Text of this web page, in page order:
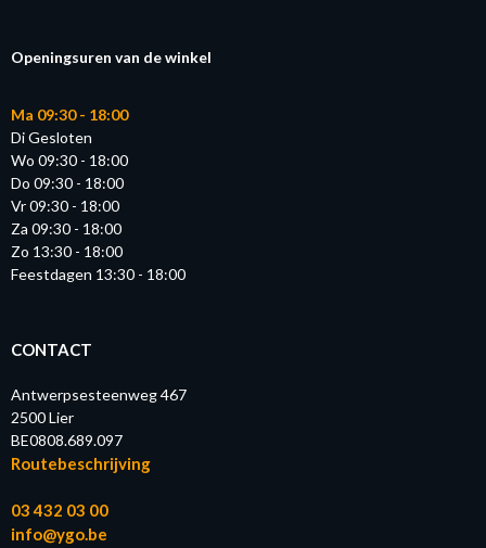
Openingsuren van de winkel
Ma 09:30 - 18:00
Di Gesloten
Wo 09:30 - 18:00
Do 09:30 - 18:00
Vr 09:30 - 18:00
Za 09:30 - 18:00
Zo 13:30 - 18:00
Feestdagen 13:30 - 18:00
CONTACT
Antwerpsesteenweg 467
2500 Lier
BE0808.689.097
Routebeschrijving
03 432 03 00
info@ygo.be